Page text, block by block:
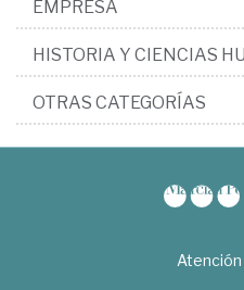
EMPRESA
HISTORIA Y CIENCIAS
OTRAS CATEGORÍAS